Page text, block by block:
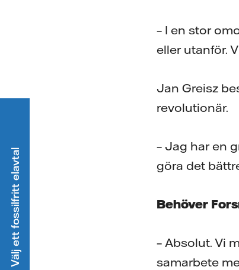
– I en stor
eller utanför.
Jan Greisz
revolutionär.
– Jag har en
göra det
Behöver
– Absolut. Vi
samarbete
Välj ett fossilfritt elavtal